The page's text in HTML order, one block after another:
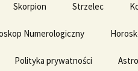
Skorpion Strzelec
Numerologiczny
Polityka prywatności